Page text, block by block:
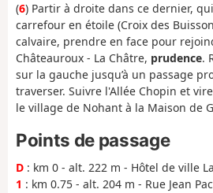
(6) Partir à droite dans ce dernier,
carrefour en étoile (Croix des
calvaire, prendre en face pour
Châteauroux - La Châtre, prudence.
sur la gauche jusqu’à un passage
traverser. Suivre l'Allée Chopin et
le village de Nohant à la Maison de
Points de passage
D : km 0 - alt. 222 m - Hôtel de ville
1 : km 0.75 - alt. 204 m - Rue Jean